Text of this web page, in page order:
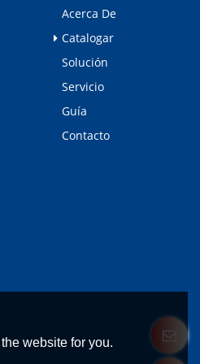
Acerca De
Catalogar
Solución
Servicio
Guía
Contacto
website for you.